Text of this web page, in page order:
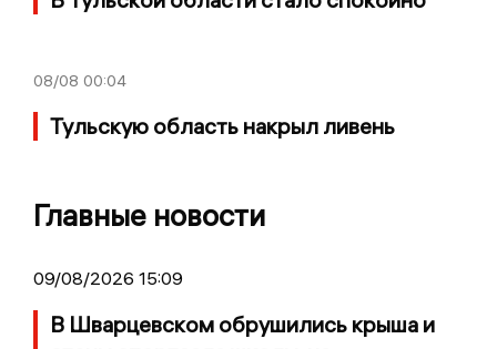
08/08 00:04
Тульскую область накрыл ливень
Главные новости
09/08/2026 15:09
В Шварцевском обрушились крыша и